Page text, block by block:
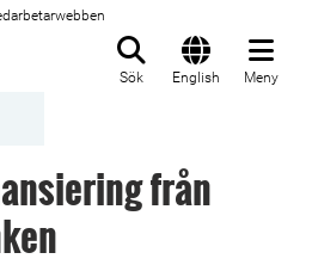
Sök English Meny
från